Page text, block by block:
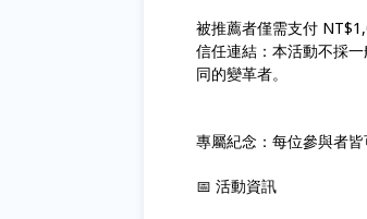
被推薦者僅需支付
信任連結：本活動不採
同的變革者。
專屬紀念：每位參與者
📅 活動資訊